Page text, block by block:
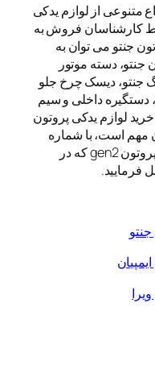
متنوعی از لوازم یدکی
کارشناسان فروش به
جنتو می توان به
دسته موتور
جنتو، دیسک چرخ جلو
proton gen2، هواکش کامل gen2، دستگیره داخلی و سیم
لوازم یدکی پروتون
مهم است، با شماره
های کارشناس فروش لوازم یدکی پروتون gen2 که در